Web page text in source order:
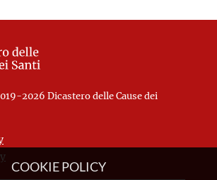
2026 Dicastero delle Cause dei
COOKIE POLICY